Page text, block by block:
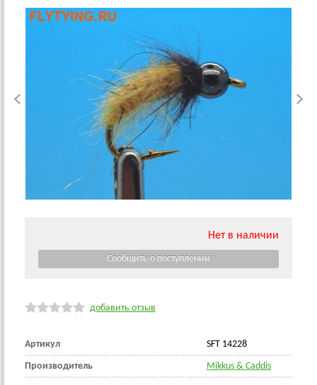
Нет в наличии
добавить отзыв
Артикул SFT 14228
Производитель Mikkus & Caddis